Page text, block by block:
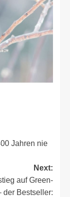
Jahren nie
Next:
auf Green-
der Bestseller: